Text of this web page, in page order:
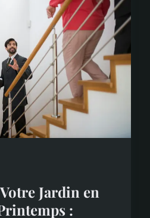
Jardin en
: